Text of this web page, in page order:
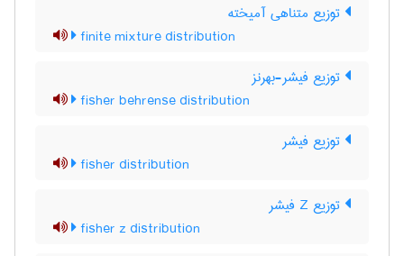
توزیع متناهی آمیخته
finite mixture distribution
توزیع فیشر-بهرنز
fisher behrense distribution
توزیع فیشر
fisher distribution
توزیع Z فیشر
fisher z distribution